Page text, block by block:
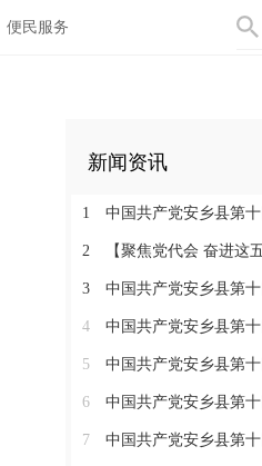
便民服务
新闻资讯
1 中国共产党安乡县第十四届委
2 【聚焦党代会 奋进这五年】筑牢健
3 中国共产党安乡县第十四
4 中国共产党安乡县第十四次代表
5 中国共产党安乡县第十四届纪律检查
6 中国共产党安乡县第十四次代表大会举
7 中国共产党安乡县第十四次代表